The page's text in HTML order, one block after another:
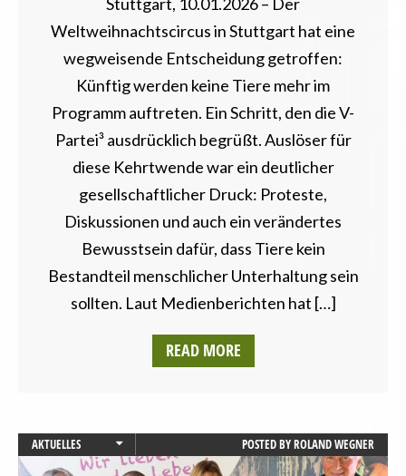
Weltweihnachtscircus in Stuttgart hat eine
wegweisende Entscheidung getroffen:
Künftig werden keine Tiere mehr im
Programm auftreten. Ein Schritt, den die V-
Partei³ ausdrücklich begrüßt. Auslöser für
diese Kehrtwende war ein deutlicher
gesellschaftlicher Druck: Proteste,
Diskussionen und auch ein verändertes
Bewusstsein dafür, dass Tiere kein
Bestandteil menschlicher Unterhaltung sein
sollten. Laut Medienberichten hat […]
READ MORE
AKTUELLES
AUGSBURG
POSTED BYROLAND WEGNER